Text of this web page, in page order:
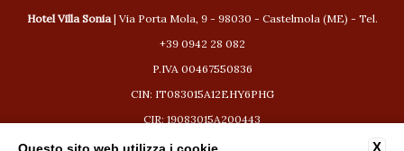
Hotel Villa Sonia| Via Porta Mola, 9 - 98030 - Castelmola (ME) - Tel.
+39 0942 28 082
P.IVA 00467550836
CIN: IT083015A12EHY6PHG
CIR: 19083015A200443
booking@hotelvillasonia.com
X